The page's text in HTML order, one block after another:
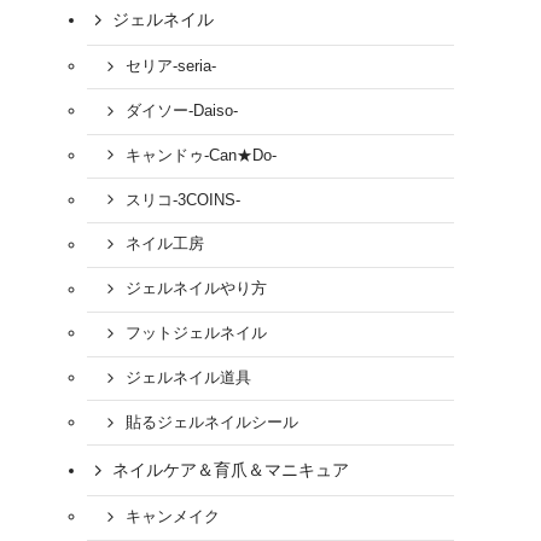
ジェルネイル
セリア-seria-
ダイソー-Daiso-
キャンドゥ-Can★Do-
スリコ-3COINS-
ネイル工房
ジェルネイルやり方
フットジェルネイル
ジェルネイル道具
貼るジェルネイルシール
ネイルケア＆育爪＆マニキュア
キャンメイク